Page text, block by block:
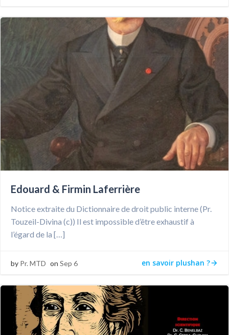
Edouard & Firmin Laferrière
Notice extraite du Dictionnaire de droit public interne (Pr.
Touzeil-Divina (c)) Il est impossible d’être exhaustif à
l’égard de la […]
by Pr. MTD on Sep 6 en savoir plushan ?